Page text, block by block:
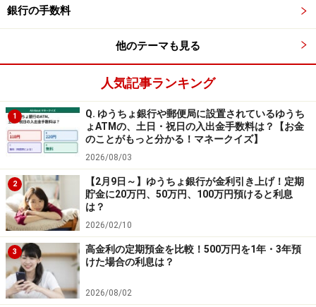
なる見込みで、先着順での受付が予定されています。ま
とまった資金を預けたいと考えている人にとっては、見
逃せないチャンスになりそうです。
なお、詳細は公式Webサイトなどで、あらためて案内さ
れる予定です。
キャンペーンを利用しておトクにスタート
今回のキャンペーンは、「お金のことって難しそう」
「何から始めればいいか分からない」と感じている人
が、最初の一歩を踏み出すきっかけとしてもぴったり。
MUFGの新たな取り組みが、私たちの暮らしにどんな変
化をもたらすのか。今後の展開にも注目したいですね。
銀行の手数料
他のテーマも見る
人気記事ランキング
1
Q. ゆうちょ銀行や郵便局に設置されているゆうち
ょATMの、土日・祝日の入出金手数料は？【お金
のことがもっと分かる！マネークイズ】
2026/08/03
2
【2月9日～】ゆうちょ銀行が金利引き上げ！定期
貯金に20万円、50万円、100万円預けると利息
は？
2026/02/10
3
高金利の定期預金を比較！500万円を1年・3年預
けた場合の利息は？
2026/08/02